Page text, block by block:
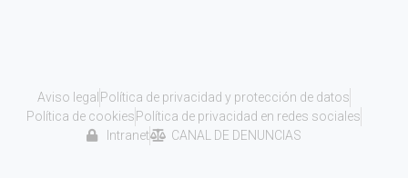
Aviso legal Política de privacidad y protección de datos
Política de cookies Política de privacidad en redes sociales
Intranet
CANAL DE DENUNCIAS